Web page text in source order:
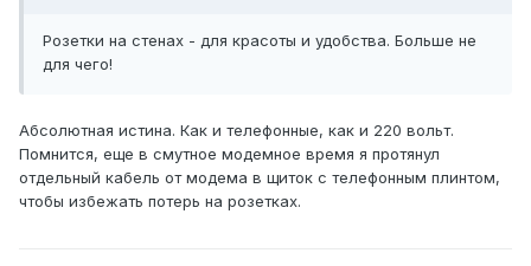
Розетки на стенах - для красоты и удобства. Больше не
для чего!
Абсолютная истина. Как и телефонные, как и 220 вольт.
Помнится, еще в смутное модемное время я протянул
отдельный кабель от модема в щиток с телефонным плинтом,
чтобы избежать потерь на розетках.